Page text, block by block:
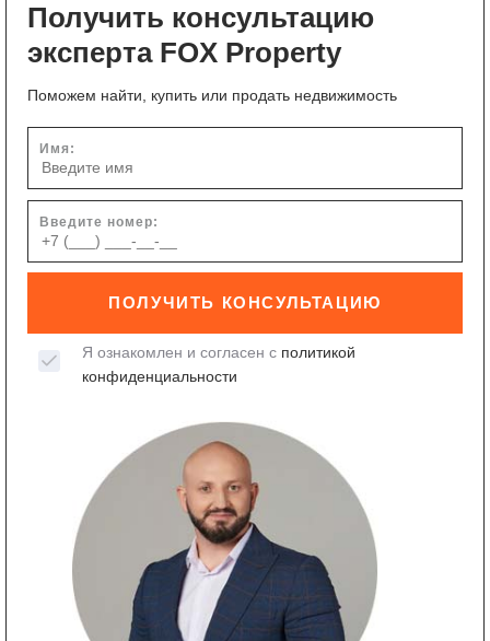
Получить консультацию
эксперта FOX Property
Поможем найти, купить или продать недвижимость
Имя:
Введите номер:
ПОЛУЧИТЬ КОНСУЛЬТАЦИЮ
Я ознакомлен и согласен с политикой
конфиденциальности